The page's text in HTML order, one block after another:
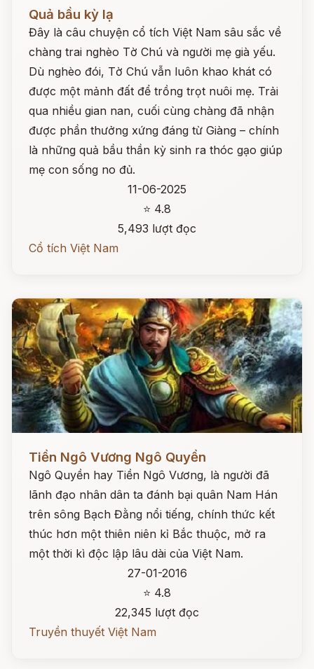
Quả bầu kỳ lạ
Đây là câu chuyện cổ tích Việt Nam sâu sắc về
chàng trai nghèo Tờ Chú và người mẹ già yếu.
Dù nghèo đói, Tờ Chú vẫn luôn khao khát có
được một mảnh đất để trồng trọt nuôi mẹ. Trải
qua nhiều gian nan, cuối cùng chàng đã nhận
được phần thưởng xứng đáng từ Giàng – chính
là những quả bầu thần kỳ sinh ra thóc gạo giúp
mẹ con sống no đủ.
11-06-2025
⭐ 4.8
5,493 lượt đọc
Cổ tích Việt Nam
Đọc ngay
Tiền Ngô Vương Ngô Quyền
Ngô Quyền hay Tiền Ngô Vương, là người đã
lãnh đạo nhân dân ta đánh bại quân Nam Hán
trên sông Bạch Đằng nổi tiếng, chính thức kết
thúc hơn một thiên niên kỉ Bắc thuộc, mở ra
một thời kì độc lập lâu dài của Việt Nam.
27-01-2016
⭐ 4.8
22,345 lượt đọc
Truyền thuyết Việt Nam